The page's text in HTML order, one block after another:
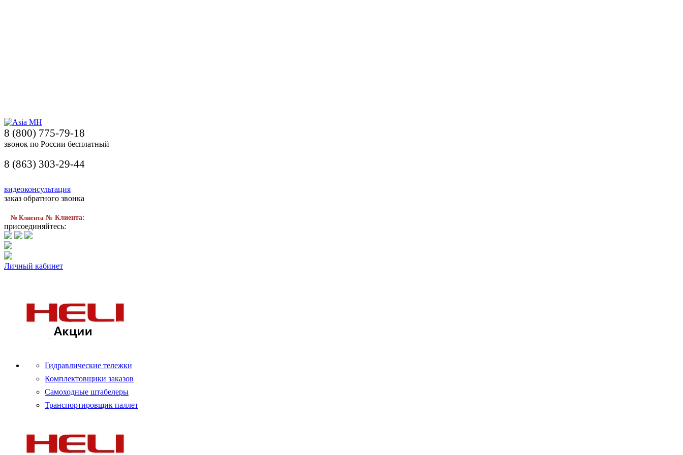
8 (800) 775-79-18
звонок по России бесплатный
8 (863) 303-29-44
видеоконсультация
заказ обратного звонка
№ Клиента № Клиента:
присоединяйтесь:
Личный кабинет
Гидравлические тележки
Комплектовщики заказов
Самоходные штабелеры
Транспортировщик паллет